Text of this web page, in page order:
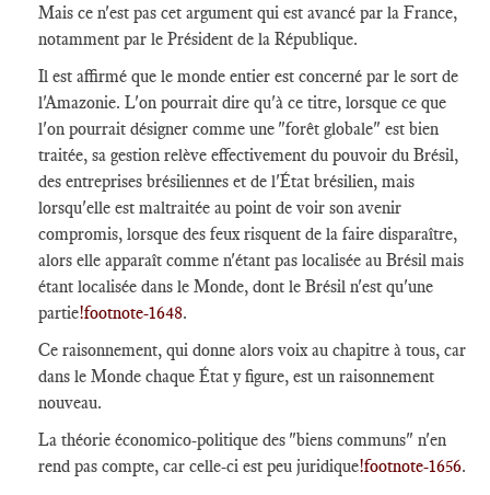
Mais ce n'est pas cet argument qui est avancé par la France,
notamment par le Président de la République.
Il est affirmé que le monde entier est concerné par le sort de
l'Amazonie. L'on pourrait dire qu'à ce titre, lorsque ce que
l'on pourrait désigner comme une "forêt globale" est bien
traitée, sa gestion relève effectivement du pouvoir du Brésil,
des entreprises brésiliennes et de l'État brésilien, mais
lorsqu'elle est maltraitée au point de voir son avenir
compromis, lorsque des feux risquent de la faire disparaître,
alors elle apparaît comme n'étant pas localisée au Brésil mais
étant localisée dans le Monde, dont le Brésil n'est qu'une
partie!footnote-1648.
Ce raisonnement, qui donne alors voix au chapitre à tous, car
dans le Monde chaque État y figure, est un raisonnement
nouveau.
La théorie économico-politique des "biens communs" n'en
rend pas compte, car celle-ci est peu juridique!footnote-1656.